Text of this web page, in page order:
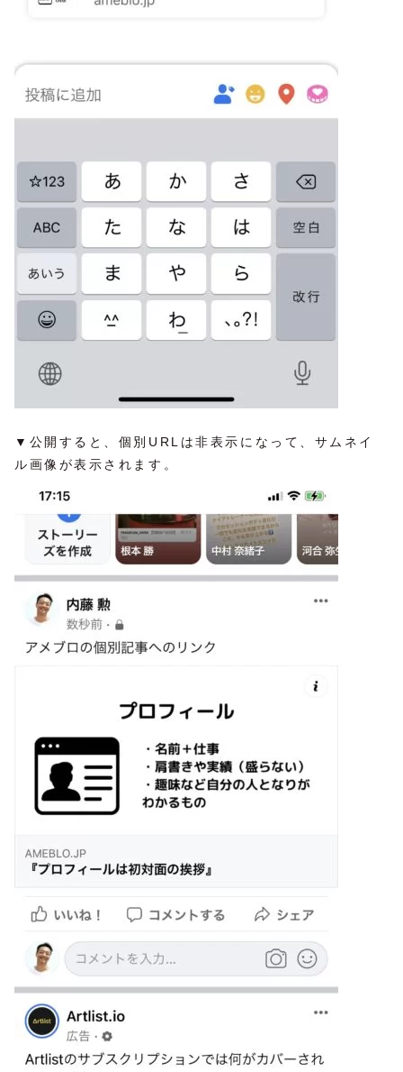
▼公開すると、個別URLは非表示になって、サムネイ
ル画像が表示されます。